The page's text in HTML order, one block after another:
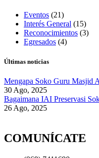
Eventos (21)
Interés General (15)
Reconocimientos (3)
Egresados (4)
Últimas noticias
Mengapa Soko Guru Masjid
30 Ago, 2025
Bagaimana IAI Preservasi
26 Ago, 2025
COMUNÍCATE